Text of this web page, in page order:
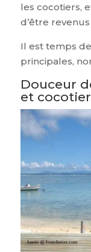
les cocotiers,
d’être
Il est temps
principales,
Douceur
et